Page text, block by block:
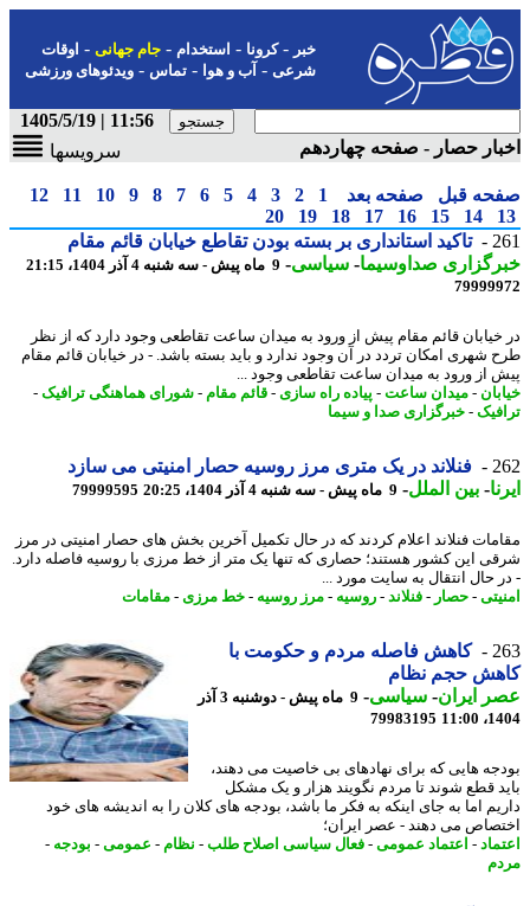
-کرونا-استخدام- جام جهانی-اوقات
شرعی-آب و هوا-تماس-ویدئوهای ورزشی
11:56 | 1405/5/19
حصار - صفحه چهاردهم
سرویسها
قبل صفحه بعد 1
2
3
4
5
6
7
8
9
10
11
12
14
15
16
17
18
19
20
تاکید استانداری بر بسته بودن تقاطع خیابان قائم مقام
صداوسیما-سیاسی-9 ماه پیش - سه شنبه 4 آذر 1404، 21:15
قائم مقام پیش از ورود به میدان ساعت تقاطعی وجود دارد که از نظر
شهری امکان تردد در آن وجود ندارد و باید بسته باشد. - در خیابان قائم مقام
از ورود به میدان ساعت تقاطعی وجود ...
-میدان ساعت-پیاده راه سازی- قائم مقام-شورای هماهنگی ترافیک -
-خبرگزاری صدا و سیما
فنلاند در یک متری مرز روسیه حصار امنیتی می سازد
-بین الملل-9 ماه پیش - سه شنبه 4 آذر 1404، 20:25 79999595
فنلاند اعلام کردند که در حال تکمیل آخرین بخش های حصار امنیتی در مرز
این کشور هستند؛ حصاری که تنها یک متر از خط مرزی با روسیه فاصله دارد.
ﺣﺎل اﻧﺘﻘﺎل ﺑﻪ ﺳﺎﯾﺖ ﻣﻮرد ...
-حصار-فنلاند-روسیه-مرز روسیه-خط مرزی- مقامات
کاهش فاصله مردم و حکومت با
حجم نظام
ایران- سیاسی-
9 ماه پیش - دوشنبه 3 آذر
79983195
هایی که برای نهادهای بی خاصیت می دهند،
قطع شوند تا مردم نگویند هزار و یک مشکل
اما به جای اینکه به فکر ما باشد، بودجه های کلان را به اندیشه های خود
می دهند - عصر ایران؛
-اعتماد عمومی-فعال سیاسی اصلاح طلب-نظام-عمومی-بودجه-